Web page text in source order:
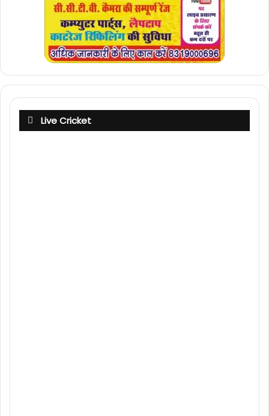
Live Cricket